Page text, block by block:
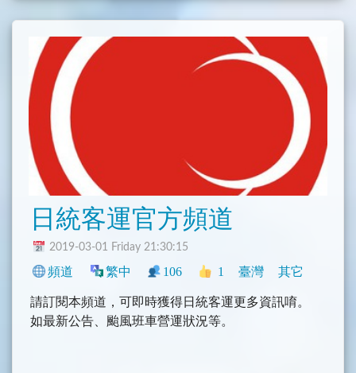
日統客運官方頻道
2019-03-01 Friday 21:30:15
頻道 繁中 106 1 臺灣 其它
請訂閱本頻道，可即時獲得日統客運更多資訊唷。
如最新公告、颱風班車營運狀況等。